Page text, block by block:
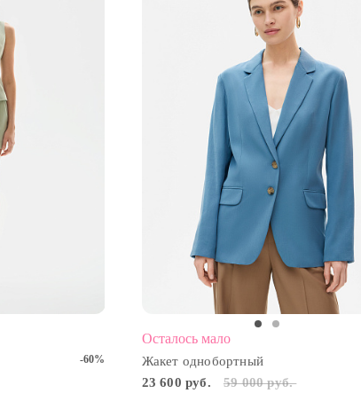
-60%
Осталось мало
Жакет однобортный
23 600 руб. 59 000 руб.